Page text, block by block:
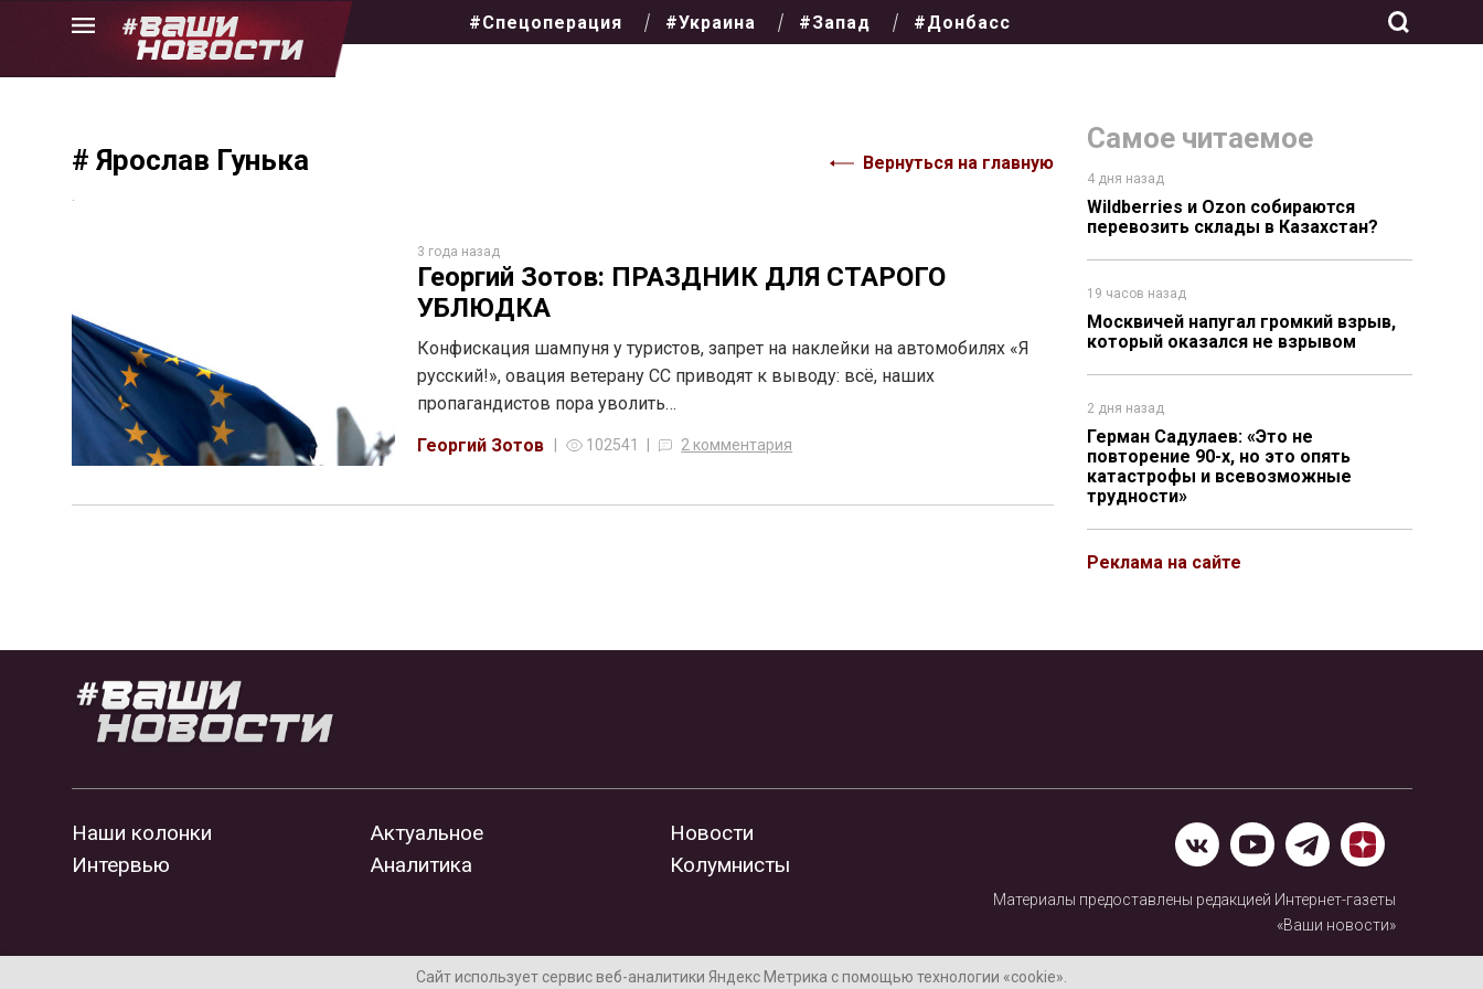
Skip
#Спецоперация #Украина #Запад #Донбасс
# Ярослав Гунька Вернуться на главную
3 года назад
Георгий Зотов: ПРАЗДНИК ДЛЯ СТАРОГО
УБЛЮДКА
Конфискация шампуня у туристов, запрет на наклейки на автомобилях «Я
русский!», овация ветерану СС приводят к выводу: всё, наших
пропагандистов пора уволить…
Георгий Зотов
102541 2 комментария
Самое читаемое
4 дня назад
Wildberries и Ozon собираются
перевозить склады в Казахстан?
19 часов назад
Москвичей напугал громкий взрыв,
который оказался не взрывом
2 дня назад
Герман Садулаев: «Это не
повторение 90-х, но это опять
катастрофы и всевозможные
трудности»
Реклама на сайте
Наши колонки
Интервью
Актуальное
Аналитика
Новости
Колумнисты
Материалы предоставлены редакцией Интернет-газеты
«Ваши новости»
Нашли ошибку? Выделите ее и нажмите Ctrl+Enter
Сайт использует сервис веб-аналитики Яндекс Метрика с помощью технологии «cookie».